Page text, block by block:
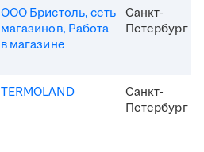
ООО Бристоль, сеть
магазинов, Работа
в магазине
Санкт-
Петербург
TERMOLAND
Санкт-
Петербург